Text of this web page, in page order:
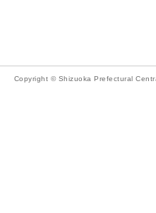
Copyright © Shizuoka Prefectural